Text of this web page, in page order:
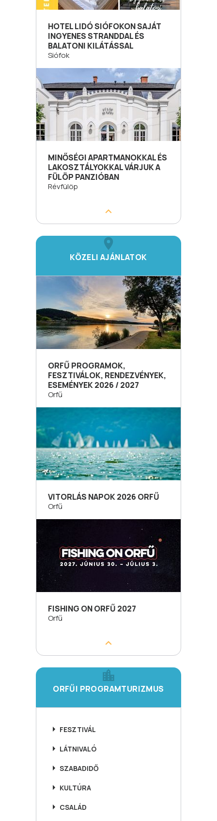
HOTEL LIDÓ SIÓFOKON SAJÁT
INGYENES STRANDDAL ÉS
BALATONI KILÁTÁSSAL
Siófok
MINŐSÉGI APARTMANOKKAL ÉS
LAKOSZTÁLYOKKAL VÁRJUK A
FÜLÖP PANZIÓBAN
Révfülöp
KÖZELI AJÁNLATOK
ORFŰ PROGRAMOK,
FESZTIVÁLOK, RENDEZVÉNYEK,
ESEMÉNYEK 2026 / 2027
Orfű
VITORLÁS NAPOK 2026 ORFŰ
Orfű
FISHING ON ORFŰ 2027
Orfű
ORFŰI PROGRAMTURIZMUS
FESZTIVÁL
LÁTNIVALÓ
SZABADIDŐ
KULTÚRA
CSALÁD